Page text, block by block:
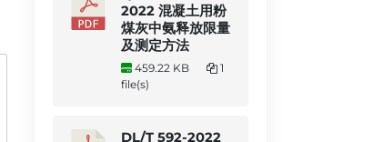
2022 混凝土用粉
煤灰中氨释放限量
及测定方法
459.22 KB
1
file(s)
DL/T 592-2022